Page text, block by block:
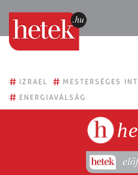
# IZRAEL # MESTERSÉGES
# ENERGIAVÁLSÁG